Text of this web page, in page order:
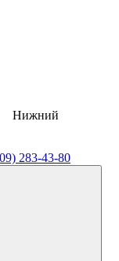
Нижний
283-43-80